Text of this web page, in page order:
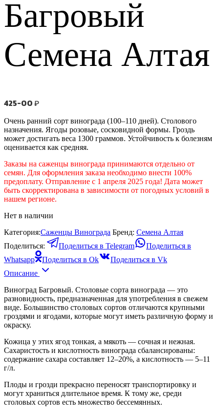
Багровый
Семена Алтая
425-00₽
Очень ранний сорт винограда (100–110 дней). Столового
назначения. Ягоды розовые, сосковидной формы. Гроздь
может достигать веса 1300 граммов. Устойчивость к болезням
оценивается как средняя.
Заказы на саженцы винограда принимаются отдельно от
семян. Для оформления заказа необходимо внести 100%
предоплату. Отправление с 1 апреля 2025 года! Дата может
быть скорректирована в зависимости от погодных условий в
нашем регионе.
Нет в наличии
Категория:Саженцы Винограда Бренд: Семена Алтая
Поделиться:
Поделиться в Telegram
Поделиться в
Whatsapp
Поделиться в Ok
Поделиться в Vk
Описание
Виноград Багровый. Столовые сорта винограда — это
разновидность, предназначенная для употребления в свежем
виде. Большинство столовых сортов отличаются крупными
гроздями и ягодами, которые могут иметь различную форму и
окраску.
Кожица у этих ягод тонкая, а мякоть — сочная и нежная.
Сахаристость и кислотность винограда сбалансированы:
содержание сахара составляет 12–20%, а кислотность — 5–11
г/л.
Плоды и грозди прекрасно переносят транспортировку и
могут храниться длительное время. К тому же, среди
столовых сортов есть множество бессемянных.